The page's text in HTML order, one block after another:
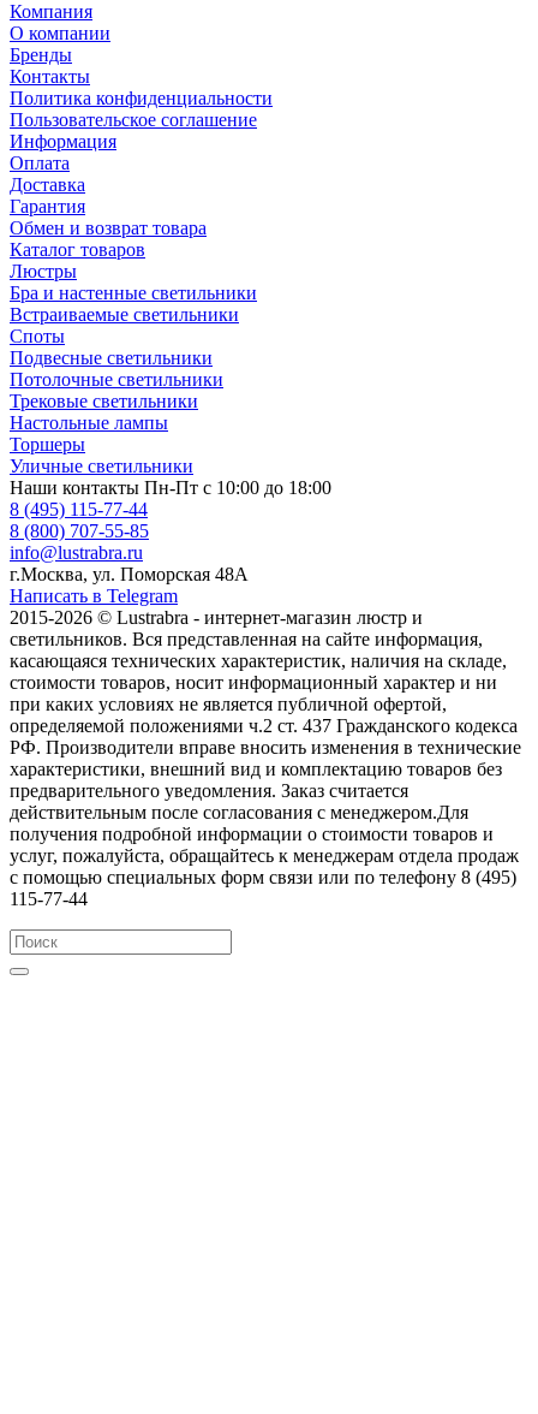
Компания
О компании
Бренды
Контакты
Политика конфиденциальности
Пользовательское соглашение
Информация
Оплата
Доставка
Гарантия
Обмен и возврат товара
Каталог товаров
Люстры
Бра и настенные светильники
Встраиваемые светильники
Споты
Подвесные светильники
Потолочные светильники
Трековые светильники
Настольные лампы
Торшеры
Уличные светильники
Наши контакты Пн-Пт с 10:00 до 18:00
8 (495) 115-77-44
8 (800) 707-55-85
info@lustrabra.ru
г.Москва, ул. Поморская 48А
Написать в Telegram
2015-2026 © Lustrabra - интернет-магазин люстр и
светильников. Вся представленная на сайте информация,
касающаяся технических характеристик, наличия на складе,
стоимости товаров, носит информационный характер и ни
при каких условиях не является публичной офертой,
определяемой положениями ч.2 ст. 437 Гражданского кодекса
РФ. Производители вправе вносить изменения в технические
характеристики, внешний вид и комплектацию товаров без
предварительного уведомления. Заказ считается
действительным после согласования с менеджером.Для
получения подробной информации о стоимости товаров и
услуг, пожалуйста, обращайтесь к менеджерам отдела продаж
с помощью специальных форм связи или по телефону 8 (495)
115-77-44